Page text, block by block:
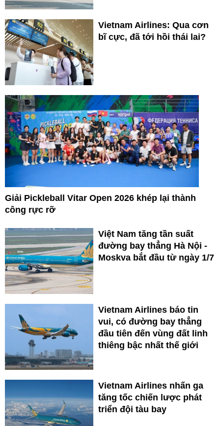
Vietnam Airlines: Qua cơn
bĩ cực, đã tới hồi thái lai?
Giải Pickleball Vitar Open 2026 khép lại thành
công rực rỡ
Việt Nam tăng tần suất
đường bay thẳng Hà Nội -
Moskva bắt đầu từ ngày 1/7
Vietnam Airlines báo tin
vui, có đường bay thẳng
đầu tiên đến vùng đất linh
thiêng bậc nhất thế giới
Vietnam Airlines nhấn ga
tăng tốc chiến lược phát
triển đội tàu bay